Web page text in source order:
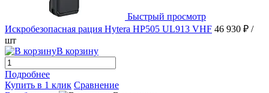
Быстрый просмотр
Искробезопасная рация Hytera HP505 UL913 VHF 46 930 ₽ /
шт
В корзину
Подробнее
Купить в 1 клик Сравнение